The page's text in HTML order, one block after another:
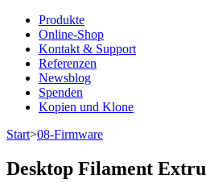
Produkte
Online-Shop
Kontakt & Support
Referenzen
Newsblog
Spenden
Kopien und Klone
Start>08-Firmware
Desktop Filament